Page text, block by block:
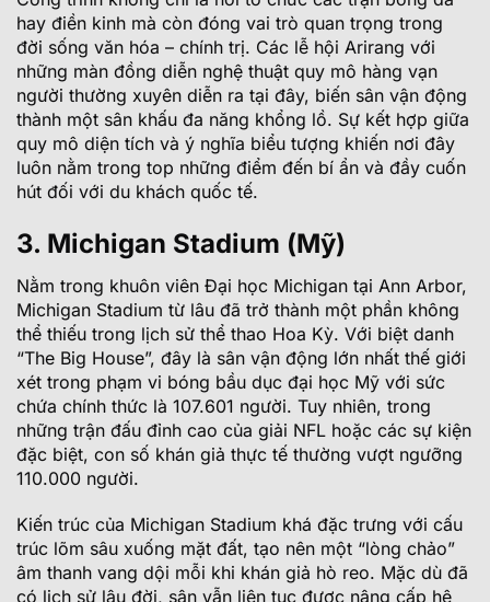
hay điền kinh mà còn đóng vai trò quan trọng trong
đời sống văn hóa – chính trị. Các lễ hội Arirang với
những màn đồng diễn nghệ thuật quy mô hàng vạn
người thường xuyên diễn ra tại đây, biến sân vận động
thành một sân khấu đa năng khổng lồ. Sự kết hợp giữa
quy mô diện tích và ý nghĩa biểu tượng khiến nơi đây
luôn nằm trong top những điểm đến bí ẩn và đầy cuốn
hút đối với du khách quốc tế.
3. Michigan Stadium (Mỹ)
Nằm trong khuôn viên Đại học Michigan tại Ann Arbor,
Michigan Stadium từ lâu đã trở thành một phần không
thể thiếu trong lịch sử thể thao Hoa Kỳ. Với biệt danh
“The Big House”, đây là sân vận động lớn nhất thế giới
xét trong phạm vi bóng bầu dục đại học Mỹ với sức
chứa chính thức là 107.601 người. Tuy nhiên, trong
những trận đấu đỉnh cao của giải NFL hoặc các sự kiện
đặc biệt, con số khán giả thực tế thường vượt ngưỡng
110.000 người.
Kiến trúc của Michigan Stadium khá đặc trưng với cấu
trúc lõm sâu xuống mặt đất, tạo nên một “lòng chảo”
âm thanh vang dội mỗi khi khán giả hò reo. Mặc dù đã
có lịch sử lâu đời, sân vẫn liên tục được nâng cấp hệ